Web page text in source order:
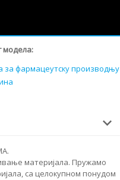
модела:
за фармацеутску производњу
материјала. Пружамо
са целокупном понудом